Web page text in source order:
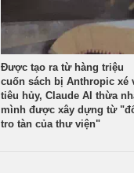
Được tạo ra từ hàng triệu
cuốn sách bị Anthropic xé
tiêu hủy, Claude AI thừa
mình được xây dựng từ
tro tàn của thư viện"